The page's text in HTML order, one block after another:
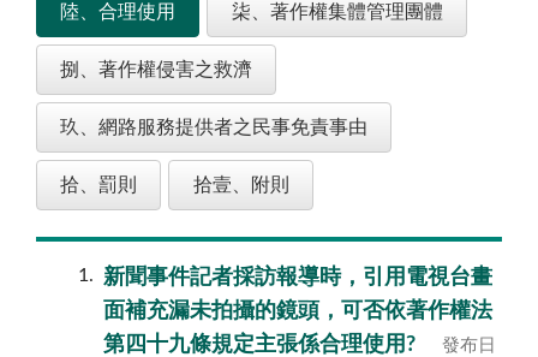
陸、合理使用 柒、著作權集體管理團體
捌、著作權侵害之救濟
玖、網路服務提供者之民事免責事由
拾、罰則 拾壹、附則
1
新聞事件記者採訪報導時，引用電視台畫
面補充漏未拍攝的鏡頭，可否依著作權法
第四十九條規定主張係合理使用?
發布日